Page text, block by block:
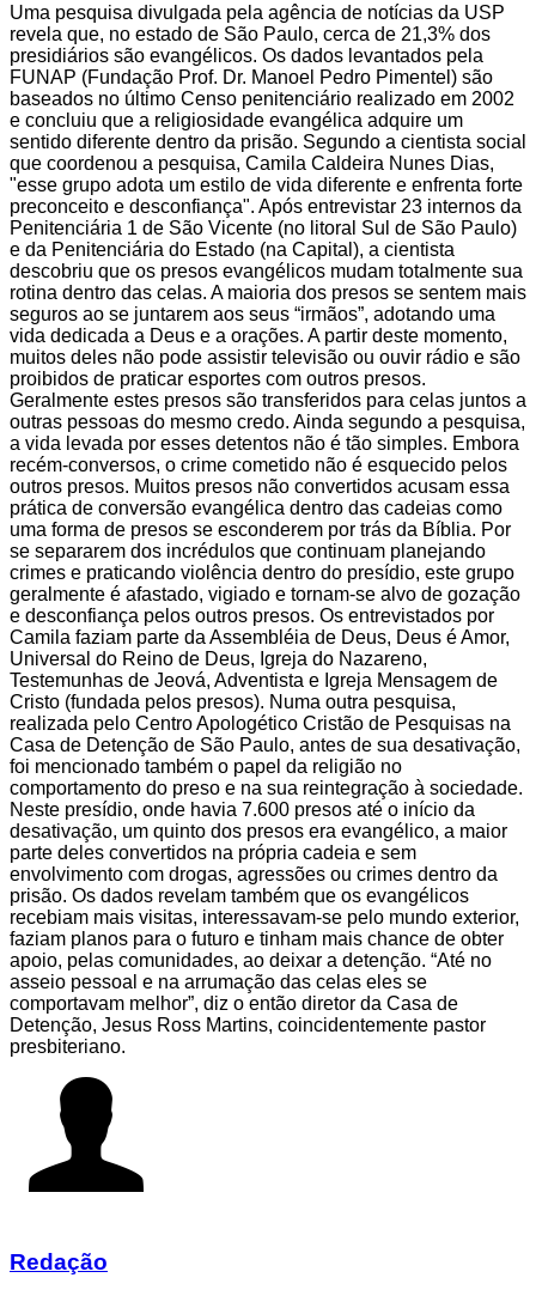
Uma pesquisa divulgada pela agência de notícias da USP
revela que, no estado de São Paulo, cerca de 21,3% dos
presidiários são evangélicos. Os dados levantados pela
FUNAP (Fundação Prof. Dr. Manoel Pedro Pimentel) são
baseados no último Censo penitenciário realizado em 2002
e concluiu que a religiosidade evangélica adquire um
sentido diferente dentro da prisão. Segundo a cientista social
que coordenou a pesquisa, Camila Caldeira Nunes Dias,
"esse grupo adota um estilo de vida diferente e enfrenta forte
preconceito e desconfiança". Após entrevistar 23 internos da
Penitenciária 1 de São Vicente (no litoral Sul de São Paulo)
e da Penitenciária do Estado (na Capital), a cientista
descobriu que os presos evangélicos mudam totalmente sua
rotina dentro das celas. A maioria dos presos se sentem mais
seguros ao se juntarem aos seus “irmãos”, adotando uma
vida dedicada a Deus e a orações. A partir deste momento,
muitos deles não pode assistir televisão ou ouvir rádio e são
proibidos de praticar esportes com outros presos.
Geralmente estes presos são transferidos para celas juntos a
outras pessoas do mesmo credo. Ainda segundo a pesquisa,
a vida levada por esses detentos não é tão simples. Embora
recém-conversos, o crime cometido não é esquecido pelos
outros presos. Muitos presos não convertidos acusam essa
prática de conversão evangélica dentro das cadeias como
uma forma de presos se esconderem por trás da Bíblia. Por
se separarem dos incrédulos que continuam planejando
crimes e praticando violência dentro do presídio, este grupo
geralmente é afastado, vigiado e tornam-se alvo de gozação
e desconfiança pelos outros presos. Os entrevistados por
Camila faziam parte da Assembléia de Deus, Deus é Amor,
Universal do Reino de Deus, Igreja do Nazareno,
Testemunhas de Jeová, Adventista e Igreja Mensagem de
Cristo (fundada pelos presos). Numa outra pesquisa,
realizada pelo Centro Apologético Cristão de Pesquisas na
Casa de Detenção de São Paulo, antes de sua desativação,
foi mencionado também o papel da religião no
comportamento do preso e na sua reintegração à sociedade.
Neste presídio, onde havia 7.600 presos até o início da
desativação, um quinto dos presos era evangélico, a maior
parte deles convertidos na própria cadeia e sem
envolvimento com drogas, agressões ou crimes dentro da
prisão. Os dados revelam também que os evangélicos
recebiam mais visitas, interessavam-se pelo mundo exterior,
faziam planos para o futuro e tinham mais chance de obter
apoio, pelas comunidades, ao deixar a detenção. “Até no
asseio pessoal e na arrumação das celas eles se
comportavam melhor”, diz o então diretor da Casa de
Detenção, Jesus Ross Martins, coincidentemente pastor
presbiteriano.
Redação